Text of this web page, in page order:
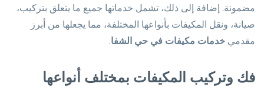
مضمونة. إضافة إلى ذلك، تشمل خدماتها جميع ما يتعلق بتركيب،
صيانة، ونقل المكيفات بأنواعها المختلفة، مما يجعلها من أبرز
مقدمي خدمات مكيفات في حي الشفا.
فك وتركيب المكيفات بمختلف أنواعها